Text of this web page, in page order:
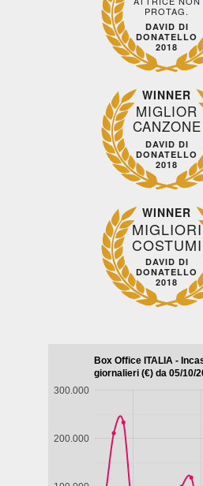
Guarda
subito
SONG 'E NAPULE
PROTAG.
DAVID DI
DONATELLO
2018
WINNER
MIGLIOR
CANZONE
DAVID DI
DONATELLO
2018
WINNER
MIGLIORI
COSTUMI
DAVID DI
DONATELLO
2018